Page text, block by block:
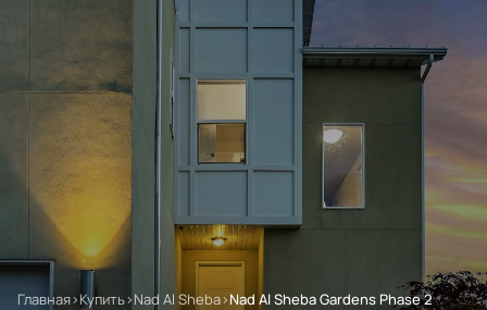
Главная›Купить›Nad Al Sheba›Nad Al Sheba Gardens Phase 2